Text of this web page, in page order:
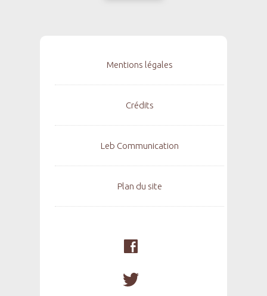
Mentions légales
Crédits
Leb Communication
Plan du site